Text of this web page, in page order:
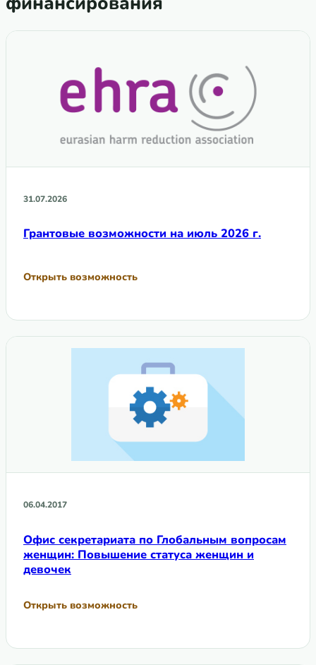
31.07.2026
Грантовые возможности на июль 2026 г.
Открыть возможность
06.04.2017
Офис секретариата по Глобальным вопросам
женщин: Повышение статуса женщин и
девочек
Открыть возможность